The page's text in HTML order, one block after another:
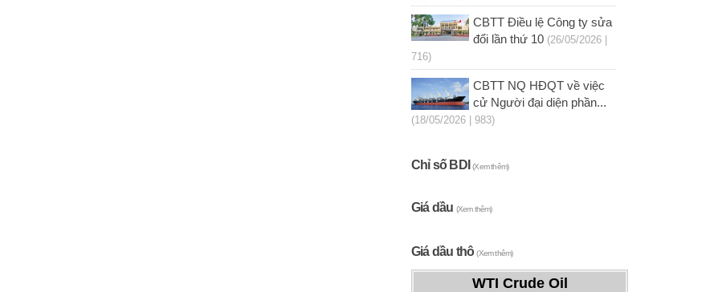
CBTT Điều lệ Công ty sửa
đổi lần thứ 10 (26/05/2026 |
716)
CBTT NQ HĐQT về việc
cử Người đại diện phần...
(18/05/2026 | 983)
Chỉ số BDI(Xem thêm)
Giá dầu (Xem thêm)
Giá dầu thô(Xem thêm)
WTI Crude Oil